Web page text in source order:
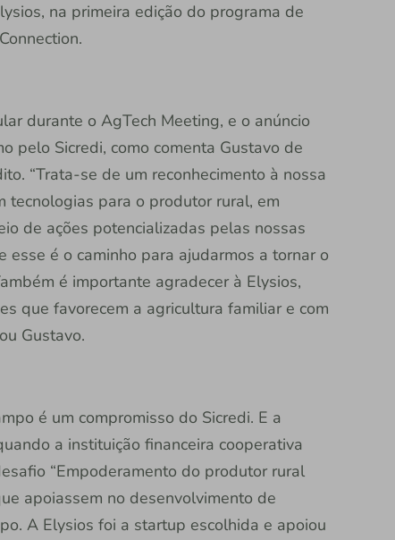
na primeira edição do programa de
durante o AgTech Meeting, e o anúncio
pelo Sicredi, como comenta Gustavo de
“Trata-se de um reconhecimento à nossa
tecnologias para o produtor rural, em
de ações potencializadas pelas nossas
esse é o caminho para ajudarmos a tornar o
é importante agradecer à Elysios,
que favorecem a agricultura familiar e com
Gustavo.
é um compromisso do Sicredi. E a
a instituição financeira cooperativa
“Empoderamento do produtor rural
apoiassem no desenvolvimento de
A Elysios foi a startup escolhida e apoiou